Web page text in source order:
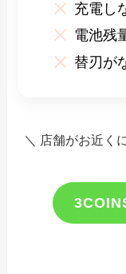
充電し
電池残
替刃が
＼ 店舗がお近く